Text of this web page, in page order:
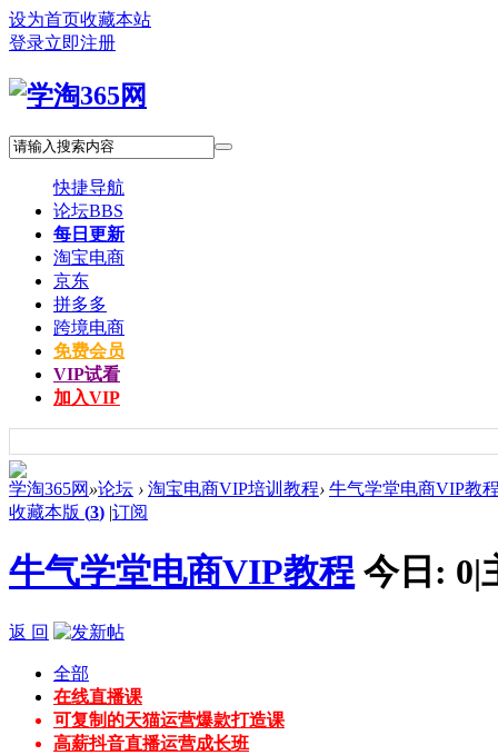
设为首页收藏本站
登录立即注册
快捷导航
论坛BBS
每日更新
淘宝电商
京东
拼多多
跨境电商
免费会员
VIP试看
加入VIP
学淘365网 »论坛 › 淘宝电商VIP培训教程› 牛气学堂电商VIP教
收藏本版 (3) |订阅
牛气学堂电商VIP教程 今日: 0|
返 回
全部
在线直播课
可复制的天猫运营爆款打造课
高薪抖音直播运营成长班